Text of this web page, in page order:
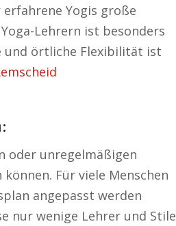
Yogis große
Lehrern ist besonders
und örtliche Flexibilität ist
oder unregelmäßigen
Für viele Menschen
angepasst werden
nur wenige Lehrer und Stile